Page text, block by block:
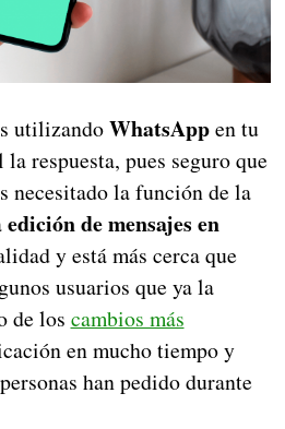
utilizandoWhatsAppen tu
respuesta, pues seguro que
necesitado la función de la
edición de mensajes en
y está más cerca que
usuarios que ya la
de los cambios más
en mucho tiempo y
han pedido durante